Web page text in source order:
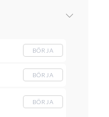
BÖRJA
BÖRJA
BÖRJA